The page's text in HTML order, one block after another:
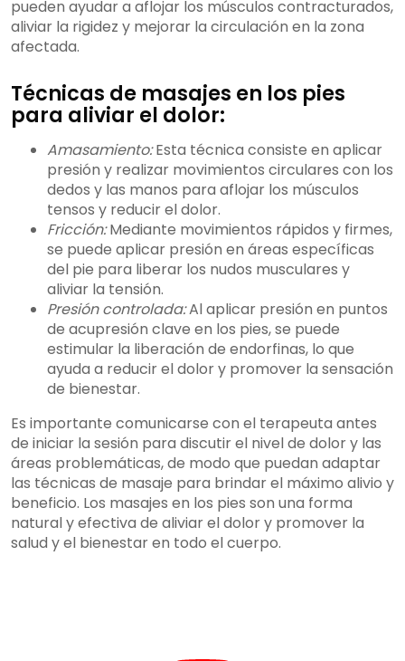
pueden ayudar a aflojar los músculos contracturados,
aliviar la rigidez y mejorar la circulación en la zona
afectada.
Técnicas de masajes en los pies
para aliviar el dolor:
Amasamiento:Esta técnica consiste en aplicar
presión y realizar movimientos circulares con los
dedos y las manos para aflojar los músculos
tensos y reducir el dolor.
Fricción:Mediante movimientos rápidos y firmes,
se puede aplicar presión en áreas específicas
del pie para liberar los nudos musculares y
aliviar la tensión.
Presión controlada:Al aplicar presión en puntos
de acupresión clave en los pies, se puede
estimular la liberación de endorfinas, lo que
ayuda a reducir el dolor y promover la sensación
de bienestar.
Es importante comunicarse con el terapeuta antes
de iniciar la sesión para discutir el nivel de dolor y las
áreas problemáticas, de modo que puedan adaptar
las técnicas de masaje para brindar el máximo alivio y
beneficio. Los masajes en los pies son una forma
natural y efectiva de aliviar el dolor y promover la
salud y el bienestar en todo el cuerpo.